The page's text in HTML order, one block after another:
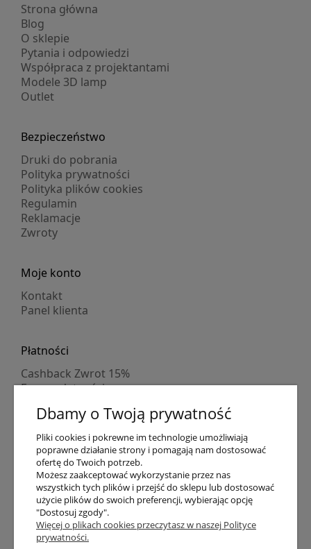
Strona główna
Blog
O sklepie
Pytania i odpowiedzi
Współpraca z projektantami
Modele 3D lamp
Outlet
Bezpieczeństwo
Druki do pobrania
Polityka prywatności
Polityka plików cookies
Regulamin
Reklamacje
Zwroty
Moje konto
Kontakt
Panel klienta
Płatności
Cashback Zwrot 15%
Formy płatności
Numer konta
PayPo kupujesz, nie płacisz
Progi rabatowe
Promocje
Dostawa
Czas wysyłki
Dostawa
Dbamy o Twoją prywatność
Pliki cookies i pokrewne im technologie umożliwiają
poprawne działanie strony i pomagają nam dostosować
ofertę do Twoich potrzeb.
Możesz zaakceptować wykorzystanie przez nas
wszystkich tych plików i przejść do sklepu lub dostosować
użycie plików do swoich preferencji, wybierając opcję
"Dostosuj zgody".
Więcej o plikach cookies przeczytasz w naszej Polityce
prywatności.